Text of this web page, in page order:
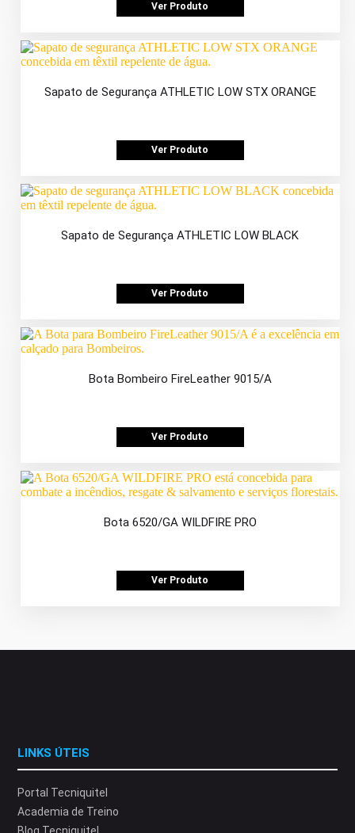
Ver Produto
Sapato de Segurança ATHLETIC LOW STX ORANGE
Ver Produto
Sapato de Segurança ATHLETIC LOW BLACK
Ver Produto
Bota Bombeiro FireLeather 9015/A
Ver Produto
Bota 6520/GA WILDFIRE PRO
Ver Produto
LINKS ÚTEIS
Portal Tecniquitel
Academia de Treino